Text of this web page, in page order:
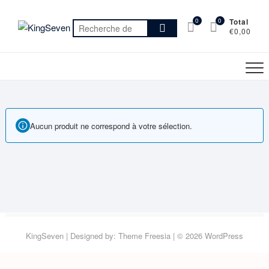
Recherche
pour :
0 Total
€0,00
0
Aucun produit ne correspond à votre sélection.
KingSeven| Designed by: Theme Freesia| © 2026 WordPress